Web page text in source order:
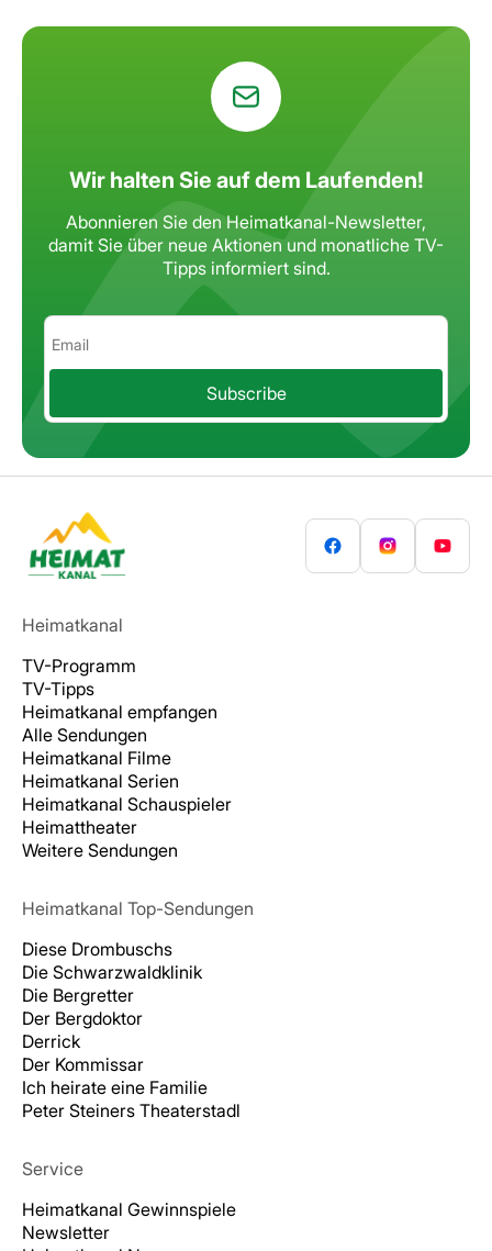
Wir halten Sie auf dem Laufenden!
Abonnieren Sie den Heimatkanal-Newsletter,
damit Sie über neue Aktionen und monatliche TV-
Tipps informiert sind.
Subscribe
Heimatkanal
TV-Programm
TV-Tipps
Heimatkanal empfangen
Alle Sendungen
Heimatkanal Filme
Heimatkanal Serien
Heimatkanal Schauspieler
Heimattheater
Weitere Sendungen
Heimatkanal Top-Sendungen
Diese Drombuschs
Die Schwarzwaldklinik
Die Bergretter
Der Bergdoktor
Derrick
Der Kommissar
Ich heirate eine Familie
Peter Steiners Theaterstadl
Service
Heimatkanal Gewinnspiele
Newsletter